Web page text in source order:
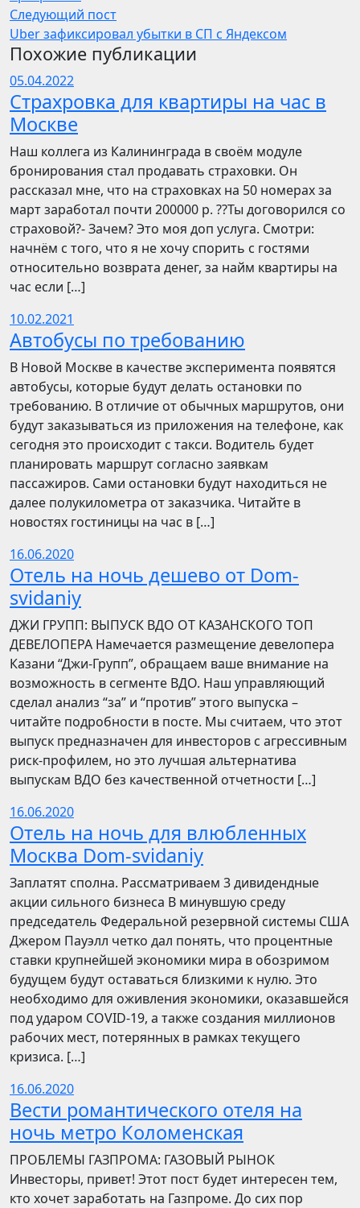
Следующий пост
Uber зафиксировал убытки в СП с Яндексом
Похожие публикации
05.04.2022
Страхровка для квартиры на час в
Москве
Наш коллега из Калининграда в своём модуле
бронирования стал продавать страховки. Он
рассказал мне, что на страховках на 50 номерах за
март заработал почти 200000 р. ??Ты договорился со
страховой?- Зачем? Это моя доп услуга. Смотри:
начнём с того, что я не хочу спорить с гостями
относительно возврата денег, за найм квартиры на
час если […]
10.02.2021
Автобусы по требованию
В Новой Москве в качестве эксперимента появятся
автобусы, которые будут делать остановки по
требованию. В отличие от обычных маршрутов, они
будут заказываться из приложения на телефоне, как
сегодня это происходит с такси. Водитель будет
планировать маршрут согласно заявкам
пассажиров. Сами остановки будут находиться не
далее полукилометра от заказчика. Читайте в
новостях гостиницы на час в […]
16.06.2020
Отель на ночь дешево от Dom-
svidaniy
​​ДЖИ ГРУПП: ВЫПУСК ВДО ОТ КАЗАНСКОГО ТОП
ДЕВЕЛОПЕРА Намечается размещение девелопера
Казани “Джи-Групп”, обращаем ваше внимание на
возможность в сегменте ВДО. Наш управляющий
сделал анализ “за” и “против” этого выпуска –
читайте подробности в посте. Мы считаем, что этот
выпуск предназначен для инвесторов с агрессивным
риск-профилем, но это лучшая альтернатива
выпускам ВДО без качественной отчетности […]
16.06.2020
Отель на ночь для влюбленных
Москва Dom-svidaniy
Заплатят сполна. Рассматриваем 3 дивидендные
акции сильного бизнеса В минувшую среду
председатель Федеральной резервной системы США
Джером Пауэлл четко дал понять, что процентные
ставки крупнейшей экономики мира в обозримом
будущем будут оставаться близкими к нулю. Это
необходимо для оживления экономики, оказавшейся
под ударом COVID-19, а также создания миллионов
рабочих мест, потерянных в рамках текущего
кризиса. […]
16.06.2020
Вести романтического отеля на
ночь метро Коломенская
ПРОБЛЕМЫ ГАЗПРОМА: ГАЗОВЫЙ РЫНОК
Инвесторы, привет! Этот пост будет интересен тем,
кто хочет заработать на Газпроме. До сих пор